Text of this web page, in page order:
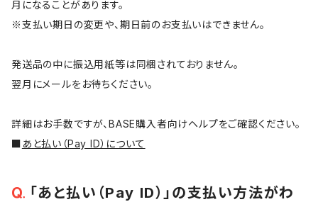
月になることがあります。
※支払い期日の変更や、期日前のお支払いはできません。
発送品の中に振込用紙等は同梱されておりません。
翌月にメールをお待ちください。
詳細はお手数ですが、BASE購入者向けヘルプをご確認ください。
■ あと払い（Pay ID）について
「あと払い（Pay ID）」の支払い方法がわ